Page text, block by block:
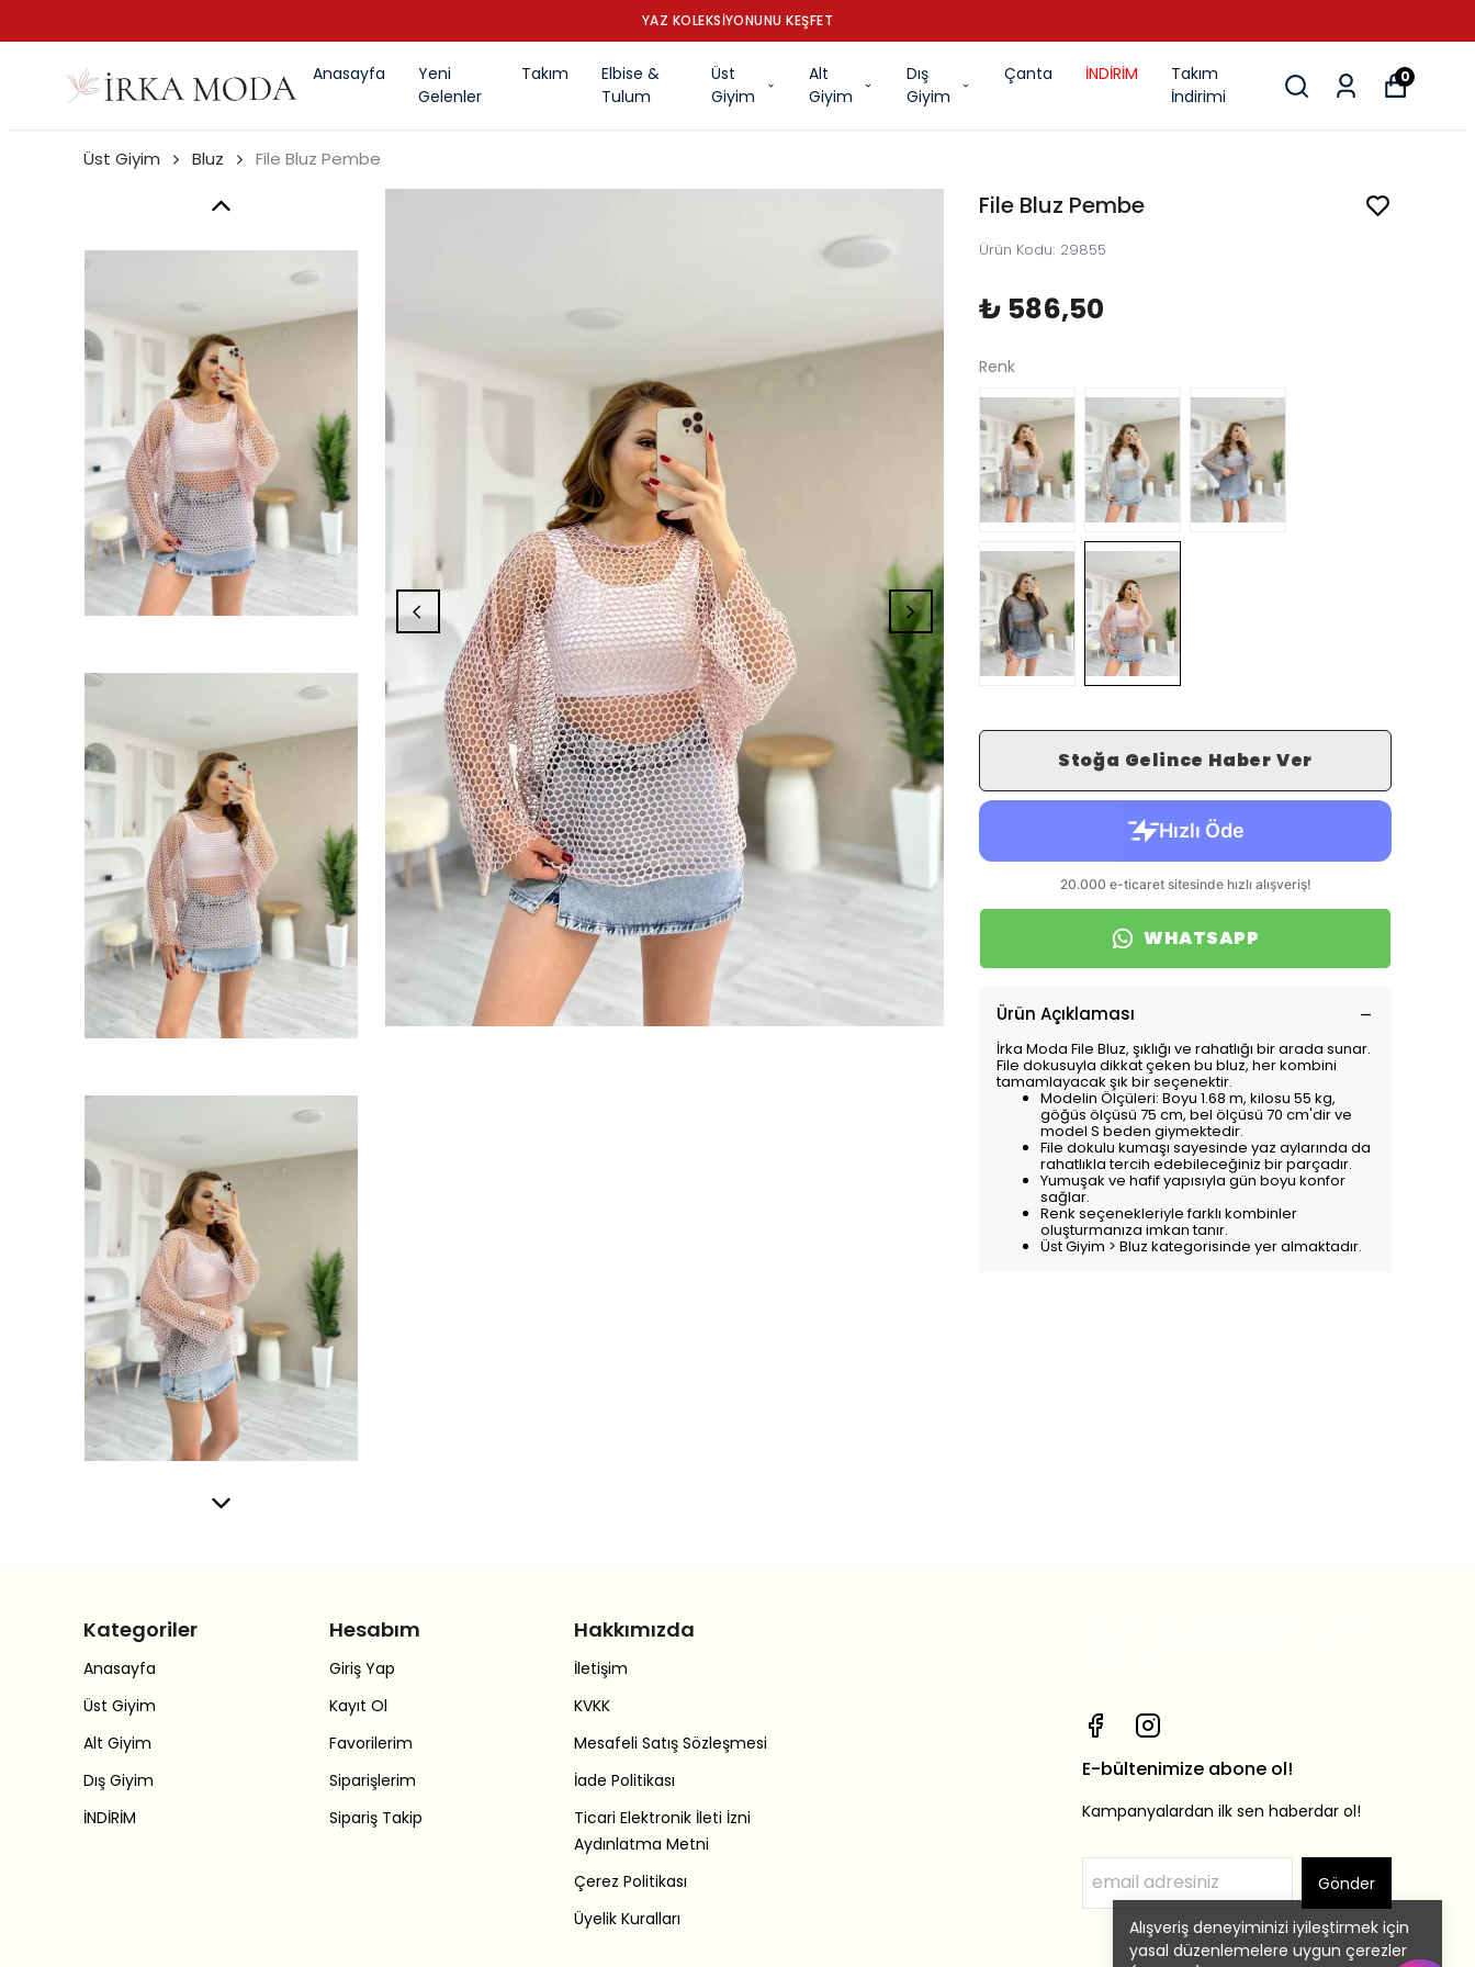
YAZ KOLEKSİYONUNU KEŞFET
Anasayfa
Yeni
Gelenler
Takım
Elbise &
Tulum
Üst
Giyim
Alt
Giyim
Dış
Giyim
Çanta İNDİRİM
Takım
İndirimi
0
Alışveriş deneyiminizi iyileştirmek için
yasal düzenlemelere uygun çerezler
Üst Giyim Bluz File Bluz Pembe
File Bluz Pembe
Ürün Kodu: 29855
₺ 586,50
Renk
Stoğa Gelince Haber Ver
WHATSAPP
Ürün Açıklaması
İrka Moda File Bluz, şıklığı ve rahatlığı bir arada sunar.
File dokusuyla dikkat çeken bu bluz, her kombini
tamamlayacak şık bir seçenektir.
Modelin Ölçüleri: Boyu 1.68 m, kilosu 55 kg,
göğüs ölçüsü 75 cm, bel ölçüsü 70 cm'dir ve
model S beden giymektedir.
File dokulu kumaşı sayesinde yaz aylarında da
rahatlıkla tercih edebileceğiniz bir parçadır.
Yumuşak ve hafif yapısıyla gün boyu konfor
sağlar.
Renk seçenekleriyle farklı kombinler
oluşturmanıza imkan tanır.
Üst Giyim > Bluz kategorisinde yer almaktadır.
Kategoriler
Anasayfa
Üst Giyim
Alt Giyim
Dış Giyim
İNDİRİM
Hesabım
Giriş Yap
Kayıt Ol
Favorilerim
Siparişlerim
Sipariş Takip
Hakkımızda
İletişim
KVKK
Mesafeli Satış Sözleşmesi
İade Politikası
Ticari Elektronik İleti İzni
Aydınlatma Metni
Çerez Politikası
Üyelik Kuralları
E-bültenimize abone ol!
Kampanyalardan ilk sen haberdar ol!
Gönder